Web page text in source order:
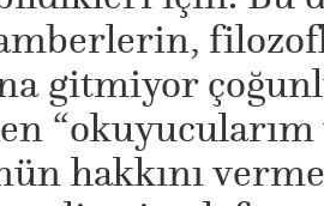
gitmiyor
hakkını